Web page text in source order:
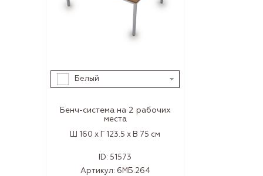
Белый
Бенч-система на 2 рабочих
места
Ш 160 x Г 123.5 x В 75 см
ID: 51573
Артикул: 6МБ.264